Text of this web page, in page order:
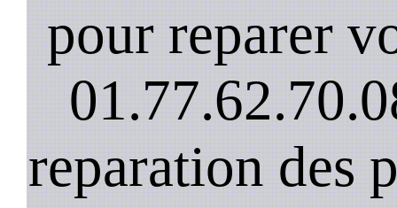
pour reparer
reparation des